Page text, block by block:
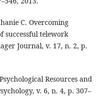
C. Overcoming
successful telework
Journal, v. 17, n. 2, p.
Resources and
v. 6, n. 4, p. 307–